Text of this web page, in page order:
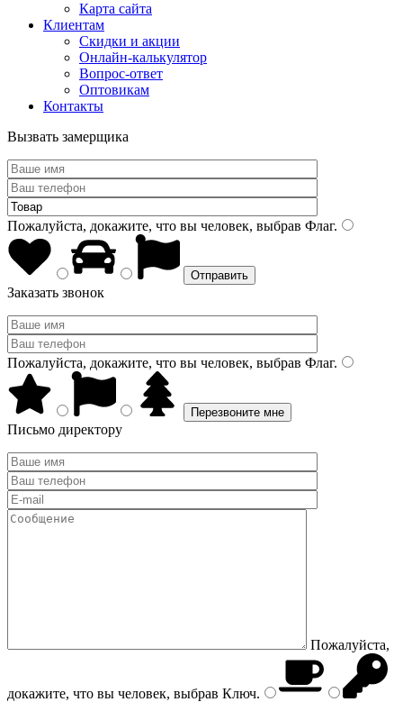
Карта сайта
Клиентам
Скидки и акции
Онлайн-калькулятор
Вопрос-ответ
Оптовикам
Контакты
Вызвать замерщика
Пожалуйста, докажите, что вы человек, выбрав Флаг.
Заказать звонок
Пожалуйста, докажите, что вы человек, выбрав Флаг.
Письмо директору
Пожалуйста,
докажите, что вы человек, выбрав Ключ.